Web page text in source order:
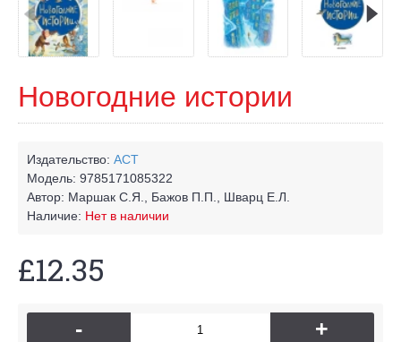
Новогодние истории
Издательство: АСТ
Модель: 9785171085322
Автор: Маршак С.Я., Бажов П.П., Шварц Е.Л.
Наличие: Нет в наличии
£12.35
- +